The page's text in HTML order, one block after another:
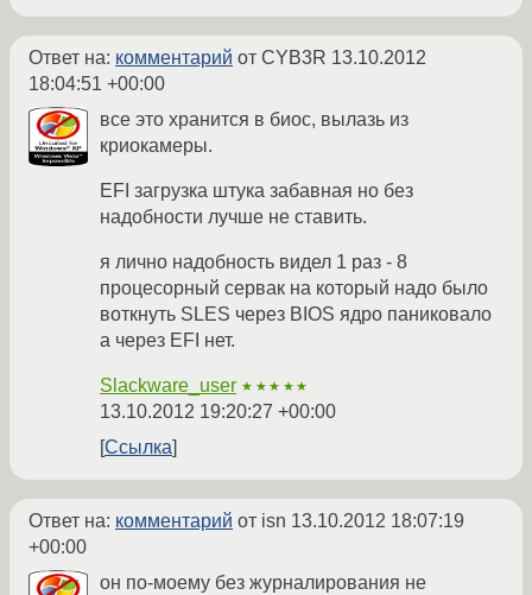
Ответ на: комментарий от CYB3R 13.10.2012
18:04:51 +00:00
все это хранится в биос, вылазь из
криокамеры.
EFI загрузка штука забавная но без
надобности лучше не ставить.
я лично надобность видел 1 раз - 8
процесорный сервак на который надо было
воткнуть SLES через BIOS ядро паниковало
а через EFI нет.
Slackware_user ★★★★★
13.10.2012 19:20:27 +00:00
Ссылка
Ответ на: комментарий от isn 13.10.2012 18:07:19
+00:00
он по-моему без журналирования не